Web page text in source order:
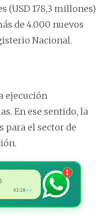
(USD 178,3 millones)
de 4.000 nuevos
Nacional.
ejecución
En ese sentido, la
para el sector de
02:28 ✓✓
1